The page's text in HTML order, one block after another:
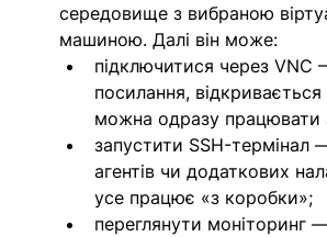
середовище з вибраною
машиною. Далі він може:
підключитися через VNC
посилання, відкривається
можна одразу працювати
запустити SSH-термінал
агентів чи додаткових
усе працює «з коробки»;
переглянути моніторинг